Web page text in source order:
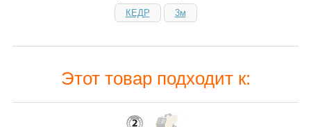
КЕДР 3м
Этот товар подходит к: